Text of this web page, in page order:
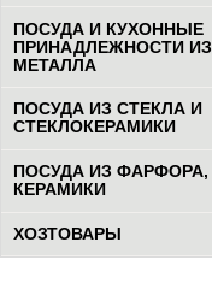
ПОСУДА И КУХОННЫЕ
ПРИНАДЛЕЖНОСТИ ИЗ
МЕТАЛЛА
ПОСУДА ИЗ СТЕКЛА И
СТЕКЛОКЕРАМИКИ
ПОСУДА ИЗ ФАРФОРА,
КЕРАМИКИ
ХОЗТОВАРЫ